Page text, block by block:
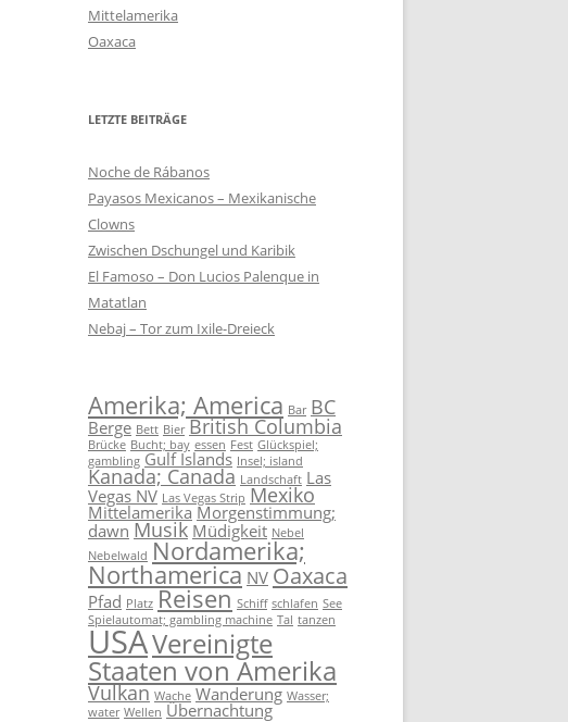
Mittelamerika
Oaxaca
LETZTE BEITRÄGE
Noche de Rábanos
Payasos Mexicanos – Mexikanische
Clowns
Zwischen Dschungel und Karibik
El Famoso – Don Lucios Palenque in
Matatlan
Nebaj – Tor zum Ixile-Dreieck
Amerika; America Bar BC
Berge Bett Bier British Columbia
Brücke Bucht; bay essen Fest Glückspiel;
gambling Gulf Islands Insel; island
Kanada; Canada Landschaft Las
Vegas NV Las Vegas Strip Mexiko
Mittelamerika Morgenstimmung;
dawn Musik Müdigkeit Nebel
Nebelwald Nordamerika;
Northamerica NV Oaxaca
Pfad Platz Reisen Schiff schlafen See
Spielautomat; gambling machine Tal tanzen
USAVereinigte
Staaten von Amerika
Vulkan Wache Wanderung Wasser;
water Wellen Übernachtung